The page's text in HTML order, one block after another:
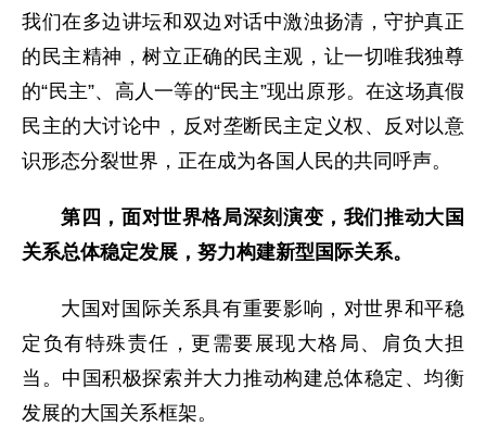
我们在多边讲坛和双边对话中激浊扬清，守护真正
的民主精神，树立正确的民主观，让一切唯我独尊
的“民主”、高人一等的“民主”现出原形。在这场真假
民主的大讨论中，反对垄断民主定义权、反对以意
识形态分裂世界，正在成为各国人民的共同呼声。
第四，面对世界格局深刻演变，我们推动大国
关系总体稳定发展，努力构建新型国际关系。
大国对国际关系具有重要影响，对世界和平稳
定负有特殊责任，更需要展现大格局、肩负大担
当。中国积极探索并大力推动构建总体稳定、均衡
发展的大国关系框架。